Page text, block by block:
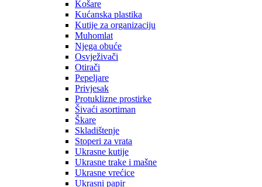
Košare
Kućanska plastika
Kutije za organizaciju
Muhomlat
Njega obuće
Osvježivači
Otirači
Pepeljare
Privjesak
Protuklizne prostirke
Šivaći asortiman
Škare
Skladištenje
Stoperi za vrata
Ukrasne kutije
Ukrasne trake i mašne
Ukrasne vrećice
Ukrasni papir